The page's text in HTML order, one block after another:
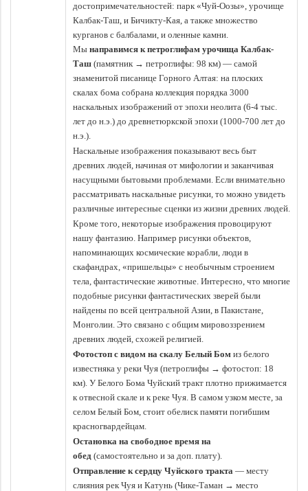
достопримечательностей: парк «Чуй-Оозы», урочище
Калбак-Таш, и Бичикту-Кая, а также множество
курганов с балбалами, и оленные камни.
Мы направимся к петроглифам урочища Калбак-
Таш (памятник → петроглифы: 98 км) — самой
знаменитой писанице Горного Алтая: на плоских
скалах бома собрана коллекция порядка 3000
наскальных изображений от эпохи неолита (6-4 тыс.
лет до н.э.) до древнетюркской эпохи (1000-700 лет до
н.э.).
Наскальные изображения показывают весь быт
древних людей, начиная от мифологии и заканчивая
насущными бытовыми проблемами. Если внимательно
рассматривать наскальные рисунки, то можно увидеть
различные интересные сценки из жизни древних людей.
Кроме того, некоторые изображения провоцируют
нашу фантазию. Например рисунки объектов,
напоминающих космические корабли, люди в
скафандрах, «пришельцы» с необычным строением
тела, фантастические животные. Интересно, что многие
подобные рисунки фантастических зверей были
найдены по всей центральной Азии, в Пакистане,
Монголии. Это связано с общим мировоззрением
древних людей, схожей религией.
Фотостоп с видом на скалу Белый Бом из белого
известняка у реки Чуя (петроглифы → фотостоп: 18
км). У Белого Бома Чуйский тракт плотно прижимается
к отвесной скале и к реке Чуя. В самом узком месте, за
селом Белый Бом, стоит обелиск памяти погибшим
красногвардейцам.
Остановка на свободное время на
обед (самостоятельно и за доп. плату).
Отправление к сердцу Чуйского тракта — месту
слияния рек Чуя и Катунь (Чике-Таман → место